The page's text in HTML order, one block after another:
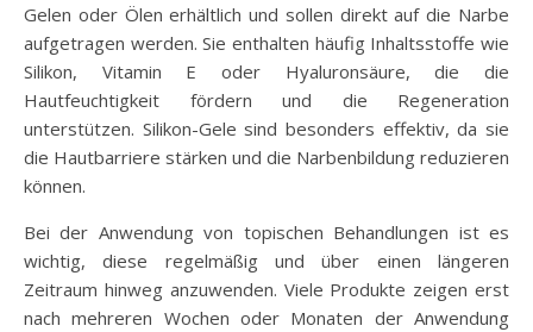
Gelen oder Ölen erhältlich und sollen direkt auf die Narbe
aufgetragen werden. Sie enthalten häufig Inhaltsstoffe wie
Silikon, Vitamin E oder Hyaluronsäure, die die
Hautfeuchtigkeit fördern und die Regeneration
unterstützen. Silikon-Gele sind besonders effektiv, da sie
die Hautbarriere stärken und die Narbenbildung reduzieren
können.
Bei der Anwendung von topischen Behandlungen ist es
wichtig, diese regelmäßig und über einen längeren
Zeitraum hinweg anzuwenden. Viele Produkte zeigen erst
nach mehreren Wochen oder Monaten der Anwendung